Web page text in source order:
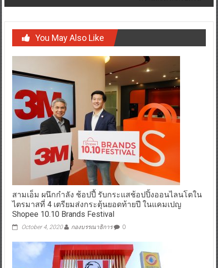
You May Also Like
สามเอ็ม ผนึกกำลัง ช้อปปี้ รับกระแสช้อปปิ้งออนไลนโตใน
ไตรมาสที่ 4 เตรียมส่งกระตุ้นยอดท้ายปี ในแคมเปญ
Shopee 10.10 Brands Festival
October 4, 2020 กองบรรณาธิการ 0